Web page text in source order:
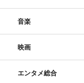
音楽
映画
エンタメ総合